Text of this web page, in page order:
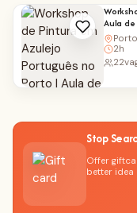
Aula
Porto
2h
22
Stop
Offer
better idea